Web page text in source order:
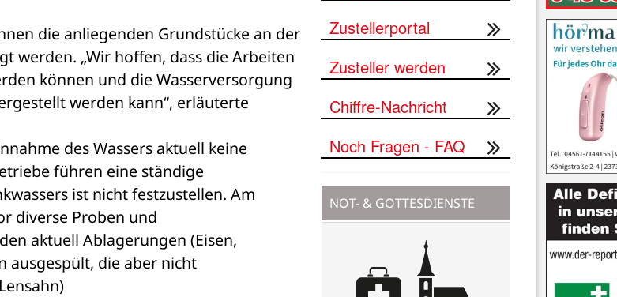
die anliegenden Grundstücke an der
werden. „Wir hoffen, dass die Arbeiten
können und die Wasserversorgung
werden kann“, erläuterte
des Wassers aktuell keine
führen eine ständige
ist nicht festzustellen. Am
diverse Proben und
aktuell Ablagerungen (Eisen,
ausgespült, die aber nicht
Zustellerportal
Zusteller werden
Chiffre-Nachricht
Noch Fragen - FAQ
NOT- & GOTTESDIENSTE